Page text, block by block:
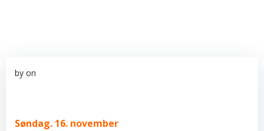
by on
Søndag. 16. november